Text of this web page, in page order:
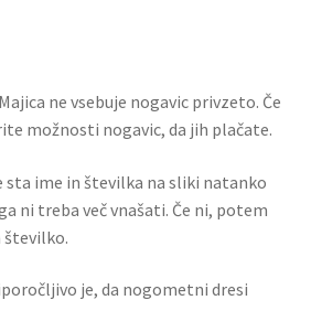
ne vsebuje nogavic privzeto. Če
možnosti nogavic, da jih plačate.
sta ime in številka na sliki natanko
ni treba več vnašati. Če ni, potem
številko.
je, da nogometni dresi